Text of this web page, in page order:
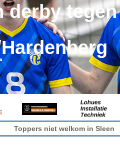
derby
niet welkom in Sleen It’s